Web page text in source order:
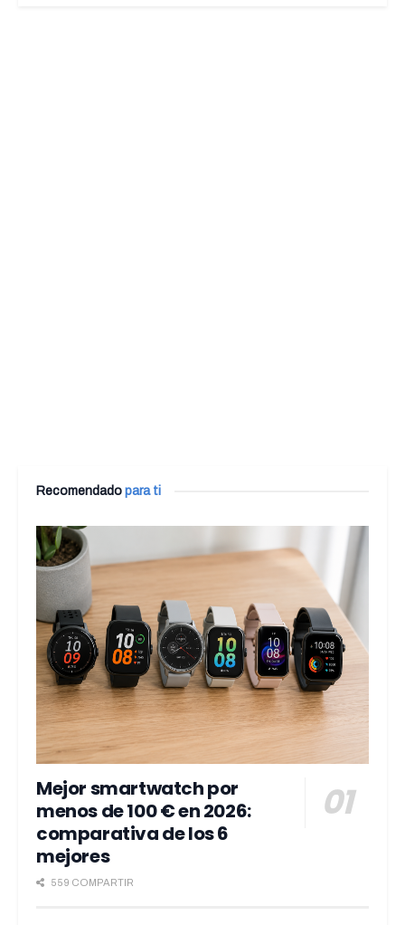
Recomendado para ti
Mejor smartwatch por
menos de 100 € en 2026:
comparativa de los 6
mejores
559 COMPARTIR